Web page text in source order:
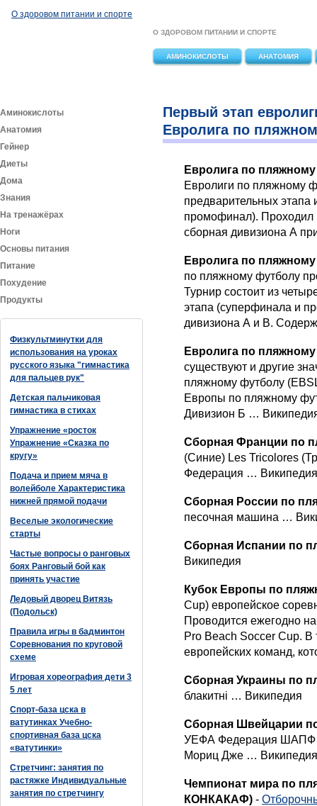
О здоровом питании и спорте
О ЗДОРОВОМ ПИТАНИИ И СПОРТЕ
АМИНОКИСЛОТЫ АНАТОМИЯ
Аминокислоты
Анатомия
Гейнер
Диеты
Дома
Знания
На тренажёрах
Ноги
Основы питания
Питание
Похудение
Продукты
Физкультминутки для
использования на уроках
русского языка "гимнастика
для пальцев рук"
Детская пальчиковая
гимнастика в стихах
Упражнение «росток
Упражнение «Сказка по
кругу»
Подача и прием мяча в
волейболе Характеристика
нижней прямой подачи
Веселые экологические
старты
Частые вопросы о ранговых
боях Ранговый бой как
принять участие
Ледовый дворец Витязь
(Подольск)
Правила игры в бадминтон
Соревнования по круговой
схеме
Игровая хореография дети 3
5 лет
Спорт-база цска в
ватутинках Учебно-
спортивная база цска
«ватутинки»
Стретчинг: занятия по
растяжке Индивидуальные
занятия по стретчингу
Первый этап
Евролига по
Евролига по
Евролиги по пляжному
предварительных этапа
промофинал). Проходил
сборная дивизиона А
Евролига по
по пляжному футболу
Турнир состоит из
этапа (суперфинала и
дивизиона А и B.
Евролига по
существуют и другие
пляжному футболу
Европы по пляжному
Дивизион Б …
Сборная Франции по
(Синие) Les Tricolores
Федерация … Википедия
Сборная России по
песочная машина …
Сборная Испании по
Википедия
Кубок Европы по
Cup) европейское
Проводится ежегодно
Pro Beach Soccer Cup. В
европейских команд,
Сборная Украины по
блакитні … Википедия
Сборная Швейцарии
УЕФА Федерация ШАПФ
Мориц Дже … Википедия
Чемпионат мира по
КОНКАКАФ) -